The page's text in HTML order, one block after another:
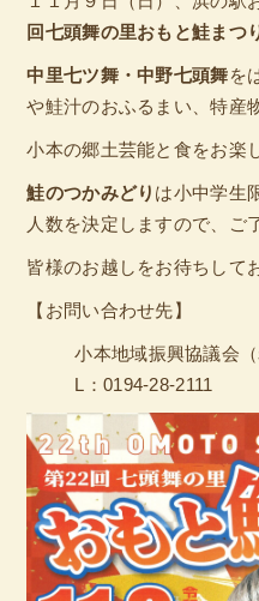
回七頭舞の里おもと鮭まつ
中里七ツ舞・中野七頭舞を
や鮭汁のおふるまい、特産
小本の郷土芸能と食をお楽
鮭のつかみどり は小中学生
人数を決定しますので、ご
皆様のお越しをお待ちして
【お問い合わせ先】
小本地域振興協議会
L：0194-28-2111